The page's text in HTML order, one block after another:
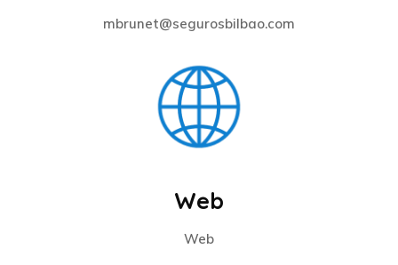
mbrunet@segurosbilbao.com
Web
Web